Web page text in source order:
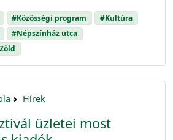
#Közösségi program
#Kultúra
#Népszínház utca
Hírek
üzletei most